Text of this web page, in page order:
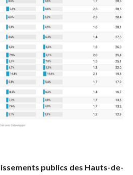
publics des Hauts-de-